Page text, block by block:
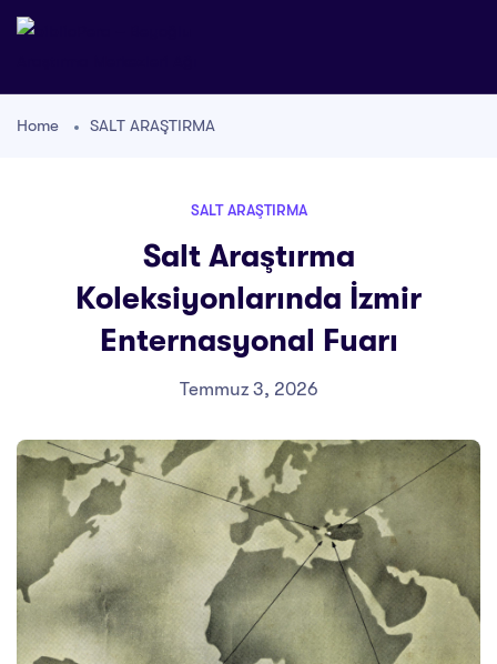
Home SALT ARAŞTIRMA
SALT ARAŞTIRMA
Salt Araştırma
Koleksiyonlarında İzmir
Enternasyonal Fuarı
Temmuz 3, 2026